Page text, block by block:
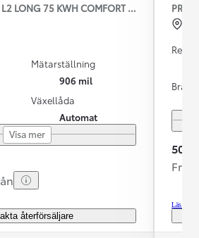
LONG 75 KWH COMFORT V-HJUL
Mätarställning
906 mil
Växellåda
Automat
Visa mer
återförsäljare
509
Från
Läs mer